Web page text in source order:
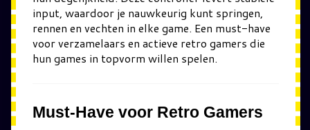
input, waardoor je nauwkeurig kunt springen,
rennen en vechten in elke game. Een must-have
voor verzamelaars en actieve retro gamers die
hun games in topvorm willen spelen.
Must-Have voor Retro Gamers